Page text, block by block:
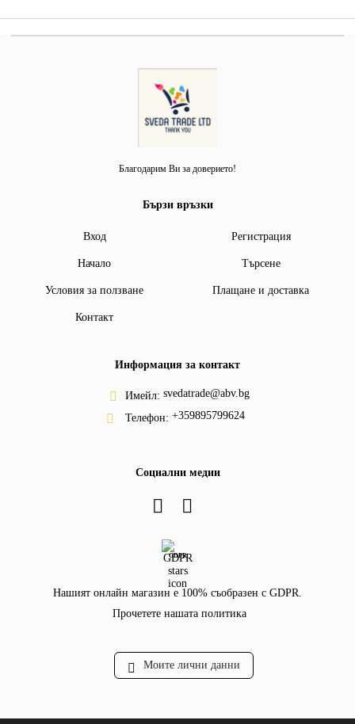
Благодарим Ви за доверието!
Бързи връзки
Вход Регистрация
Начало Търсене
Условия за ползване Плащане и доставка
Контакт
Информация за контакт
Имейл: svedatrade@abv.bg
Телефон: +359895799624
Социални медии
GDPR
Нашият онлайн магазин е 100% съобразен с GDPR.
Прочетете нашата политика
Моите лични данни